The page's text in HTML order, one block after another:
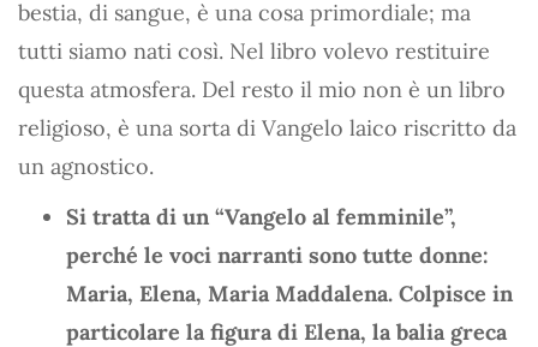
bestia, di sangue, è una cosa primordiale; ma
tutti siamo nati così. Nel libro volevo restituire
questa atmosfera. Del resto il mio non è un libro
religioso, è una sorta di Vangelo laico riscritto da
un agnostico.
Si tratta di un “Vangelo al femminile”,
perché le voci narranti sono tutte donne:
Maria, Elena, Maria Maddalena. Colpisce in
particolare la figura di Elena, la balia greca